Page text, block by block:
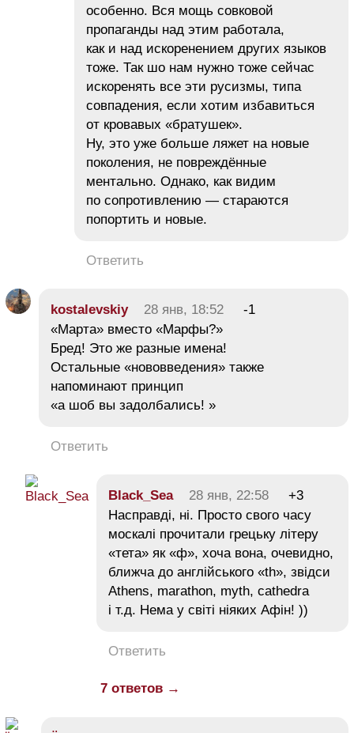
особенно. Вся мощь совковой
пропаганды над этим работала,
как и над искоренением других языков
тоже. Так шо нам нужно тоже сейчас
искоренять все эти русизмы, типа
совпадения, если хотим избавиться
от кровавых «братушек».
Ну, это уже больше ляжет на новые
поколения, не повреждённые
ментально. Однако, как видим
по сопротивлению — стараются
попортить и новые.
Ответить
kostalevskiy 28 янв, 18:52
-1
«Марта» вместо «Марфы?»
Бред! Это же разные имена!
Остальные «нововведения» также
напоминают принцип
«а шоб вы задолбались! »
Ответить
Black_Sea 28 янв, 22:58
+3
Насправді, ні. Просто свого часу
москалі прочитали грецьку літеру
«тета» як «ф», хоча вона, очевидно,
ближча до англійського «th», звідси
Athens, marathon, myth, cathedra
і т.д. Нема у світі ніяких Афін! ))
Ответить
7 ответов →